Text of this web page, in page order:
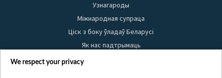
Узнагароды
Міжнародная супраца
Ціск з боку ўладаў Беларусі
Як нас падтрымаць
Правілы выкарыстання матэрыялаў
We respect your privacy